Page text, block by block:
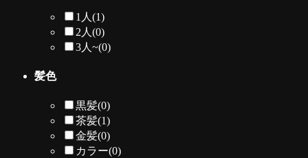
1人(1)
2人(0)
3人~(0)
髪色
黒髪(0)
茶髪(1)
金髪(0)
カラー(0)